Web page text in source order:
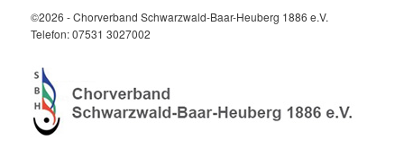
©2026 - Chorverband Schwarzwald-Baar-Heuberg 1886 e.V.
Telefon: 07531 3027002